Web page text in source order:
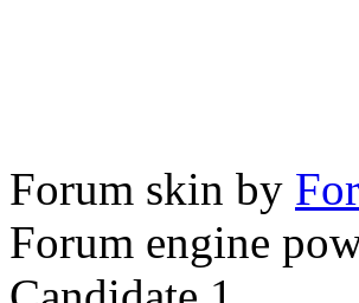
Forum skin by
Forum engine